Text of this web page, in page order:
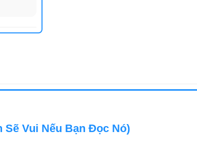
Vui Nếu Bạn Đọc Nó)